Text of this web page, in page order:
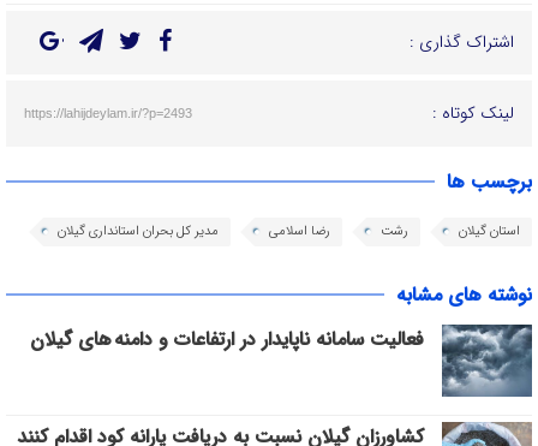
اشتراک گذاری :
لینک کوتاه : https://lahijdeylam.ir/?p=2493
برچسب ها
استان گیلان رشت رضا اسلامی مدیر کل بحران استانداری گیلان
نوشته های مشابه
فعالیت سامانه ناپایدار در ارتفاعات و دامنه های گیلان
کشاورزان گیلان نسبت به دریافت یارانه کود اقدام کنند